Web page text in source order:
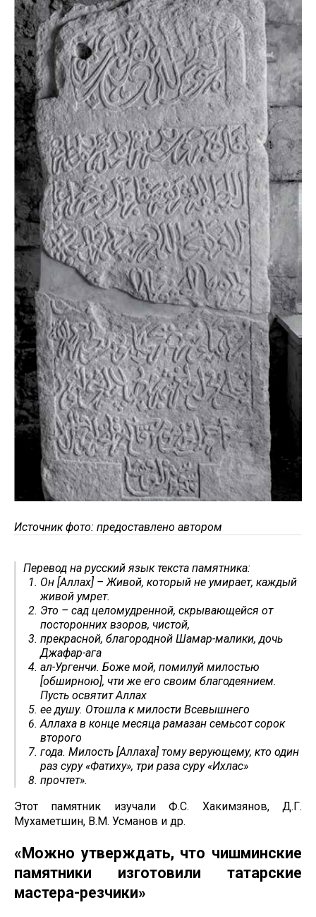
Источник фото: предоставлено автором
Перевод на русский язык текста памятника:
Он [Аллах] – Живой, который не умирает, каждый
живой умрет.
Это – сад целомудренной, скрывающейся от
посторонних взоров, чистой,
прекрасной, благородной Шамар-малики, дочь
Джафар-ага
ал-Ургенчи. Боже мой, помилуй милостью
[обширною], чти же его своим благодеянием.
Пусть освятит Аллах
ее душу. Отошла к милости Всевышнего
Аллаха в конце месяца рамазан семьсот сорок
второго
года. Милость [Аллаха] тому верующему, кто один
раз суру «Фатиху», три раза суру «Ихлас»
прочтет».
Этот памятник изучали Ф.С. Хакимзянов, Д.Г.
Мухаметшин, В.М. Усманов и др.
«Можно утверждать, что чишминские
памятники изготовили татарские
мастера-резчики»